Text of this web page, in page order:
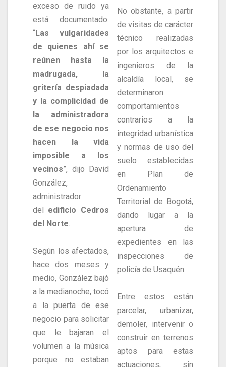
exceso de ruido ya
está documentado.
“Las vulgaridades
de quienes ahí se
reúnen hasta la
madrugada, la
gritería despiadada
y la complicidad de
la administradora
de ese negocio nos
hacen la vida
imposible a los
vecinos”, dijo David
González,
administrador
del edificio Cedros
del Norte.
Según los afectados,
hace dos meses y
medio, González bajó
a la medianoche, tocó
a la puerta de ese
negocio para solicitar
que le bajaran el
volumen a la música
porque no estaban
No obstante, a partir
de visitas de carácter
técnico realizadas
por los arquitectos e
ingenieros de la
alcaldía local, se
determinaron
comportamientos
contrarios a la
integridad urbanística
y normas de uso del
suelo establecidas
en Plan de
Ordenamiento
Territorial de Bogotá,
dando lugar a la
apertura de
expedientes en las
inspecciones de
policía de Usaquén.
Entre estos están
parcelar, urbanizar,
demoler, intervenir o
construir en terrenos
aptos para estas
actuaciones, sin